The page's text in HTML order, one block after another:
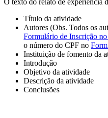
Título da atividade
Autores (Obs. Todos os
Formulário de Inscrição
o número do CPF no
Instituição de fomento da
Introdução
Objetivo da atividade
Descrição da atividade
Conclusões